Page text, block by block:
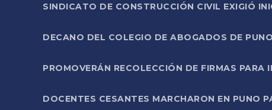
SINDICATO DE CONSTRUCCIÓN CIVIL EXIGIÓ
DECANO DEL COLEGIO DE ABOGADOS DE
PROMOVERÁN RECOLECCIÓN DE FIRMAS
DOCENTES CESANTES MARCHARON EN PUNO